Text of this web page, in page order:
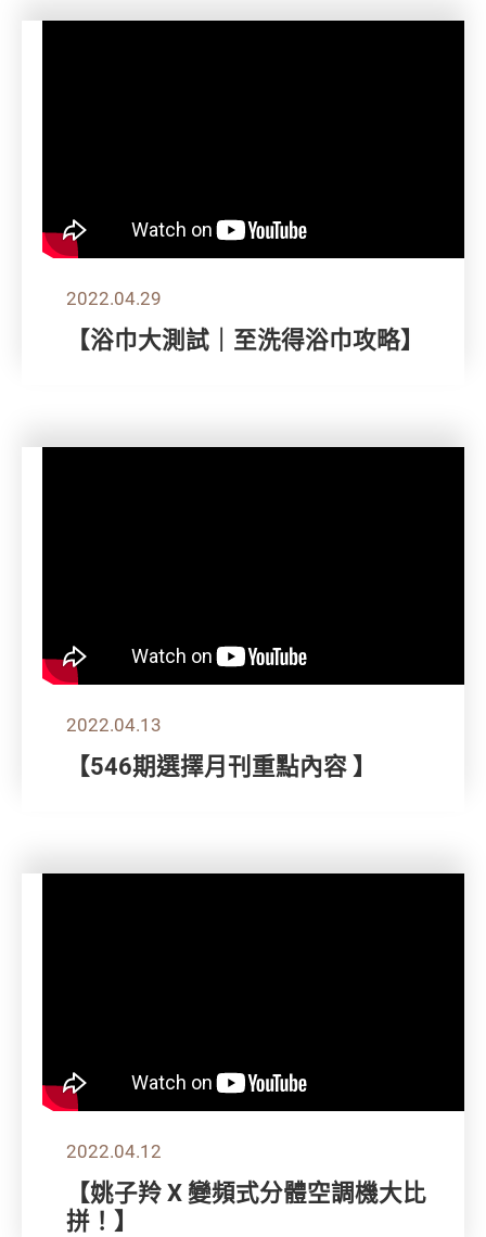
2022.04.29
【浴巾大測試｜至洗得浴巾攻略】
2022.04.13
【546期選擇月刊重點內容 】
2022.04.12
【姚子羚 X 變頻式分體空調機大比
拼！】